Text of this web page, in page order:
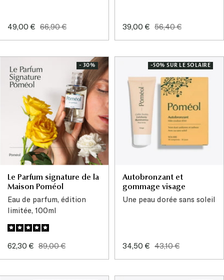
Prix
49,00 € Prix
66,90 €
Prix
39,00 € Prix
56,40 €
- 30%
Le Parfum signature de la
Maison Poméol
Eau de parfum, édition
limitée, 100ml
Prix
62,30 € Prix
89,00 €
-50% SUR LE SOLAIRE
Autobronzant et
gommage visage
Une peau dorée sans soleil
Prix
34,50 € Prix
43,10 €